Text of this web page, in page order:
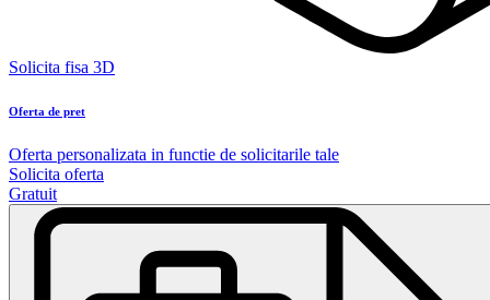
Solicita fisa 3D
Oferta de pret
Oferta personalizata in functie de solicitarile tale
Solicita oferta
Gratuit